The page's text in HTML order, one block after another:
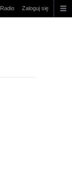
Radio Zaloguj się